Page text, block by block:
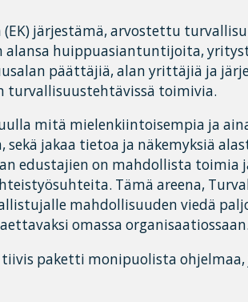
järjestämä, arvostettu
alansa huippuasiantuntijoita,
päättäjiä, alan yrittäjiä ja
turvallisuustehtävissä toimivia.
mitä mielenkiintoisempia ja
jakaa tietoa ja näkemyksiä
edustajien on mahdollista toimia
Tämä areena,
mahdollisuuden viedä
omassa organisaatiossaan.
paketti monipuolista ohjelmaa,